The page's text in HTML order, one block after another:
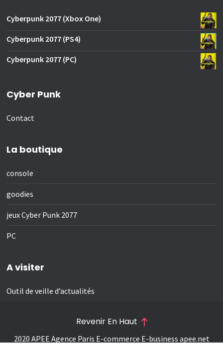
Cyberpunk 2077 (Xbox One)
Cyberpunk 2077 (PS4)
Cyberpunk 2077 (PC)
Cyber Punk
Contact
La boutique
console
goodies
jeux Cyber Punk 2077
PC
A visiter
Outil de veille d’actualités
2020 APEE Agence Paris E-commerce E-business apee.net
Revenir En Haut